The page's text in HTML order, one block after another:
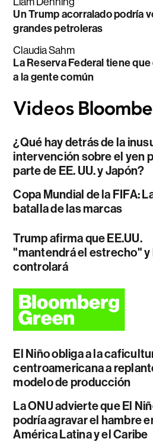
Un Trump acorralado podría
grandes petroleras
Claudia Sahm
La Reserva Federal tiene
a la gente común
¿Qué hay detrás de la
intervención sobre el yen
parte de EE. UU. y Japón?
Copa Mundial de la FIFA:
batalla de las marcas
Trump afirma que EE.UU.
"mantendrá el estrecho" y
controlará
El Niño obliga a la
centroamericana a
modelo de producción
La ONU advierte que El
podría agravar el hambre
América Latina y el Caribe